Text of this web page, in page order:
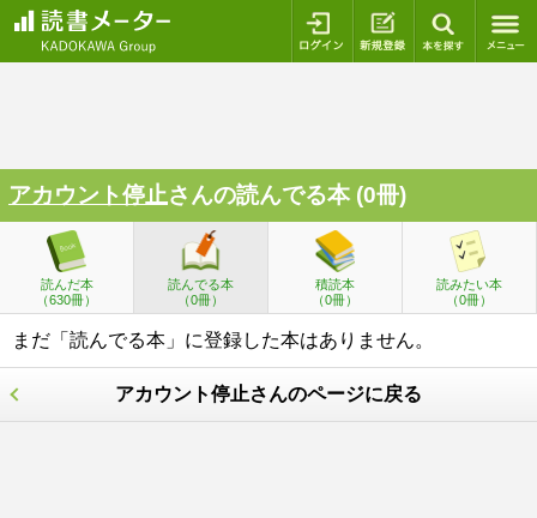
ログイン 新規登録
アカウント停止さんの読んでる本 (0冊)
読んだ本
（630冊）
読んでる本
（0冊）
積読本
（0冊）
読みたい本
（0冊）
まだ「読んでる本」に登録した本はありません。
アカウント停止さんのページに戻る